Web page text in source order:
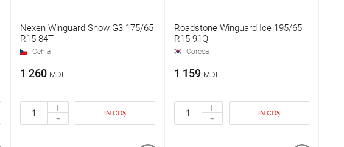
Nexen Winguard Snow G3 175/65
R15 84T
Cehia
1 260 MDL
+
- IN COȘ
Roadstone Winguard Ice 195/65
R15 91Q
Coreea
1 159 MDL
+
- IN COȘ